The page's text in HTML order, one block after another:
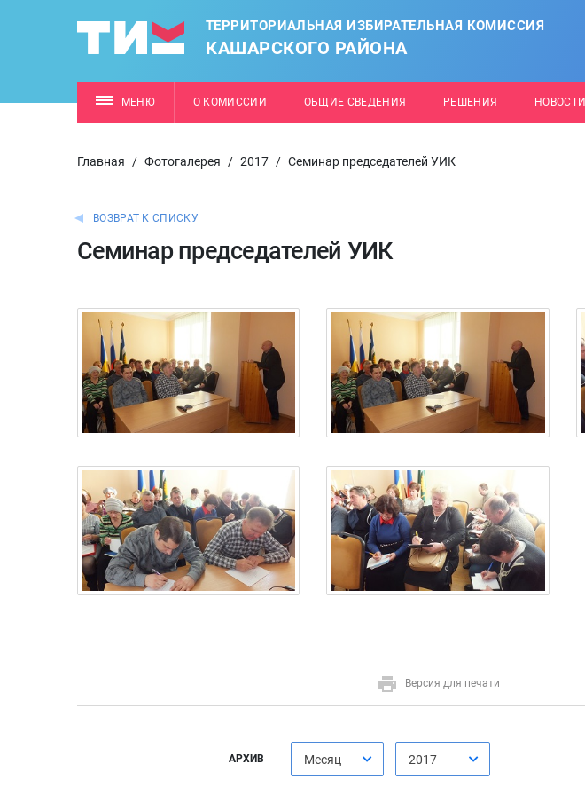
ТЕРРИТОРИАЛЬНАЯ ИЗБИРАТЕЛЬНАЯ КОМИССИЯ
КАШАРСКОГО РАЙОНА
МЕНЮ О КОМИССИИ ОБЩИЕ СВЕДЕНИЯ РЕШЕНИЯ НОВОСТИ
Главная / Фотогалерея / 2017 / Семинар председателей УИК
ВОЗВРАТ К СПИСКУ
Семинар председателей УИК
Версия для печати
АРХИВ Месяц 2017